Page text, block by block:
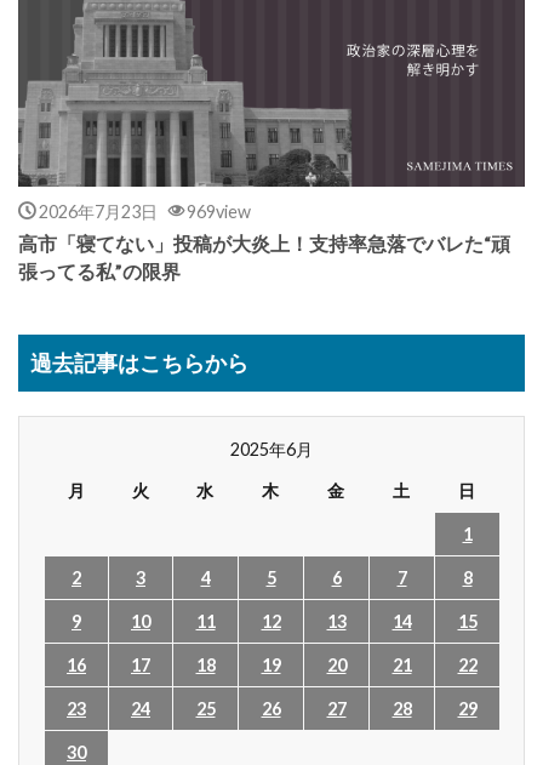
2026年7月23日 969view
高市「寝てない」投稿が大炎上！支持率急落でバレた“頑
張ってる私”の限界
過去記事はこちらから
2025年6月
月
火 水 木 金 土 日
1
2 3 4 5 6 7 8
9 10 11 12 13 14 15
16 17 18 19 20 21 22
23 24 25 26 27 28 29
30